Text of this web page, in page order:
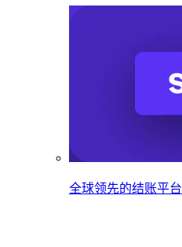
全球领先的结账平台